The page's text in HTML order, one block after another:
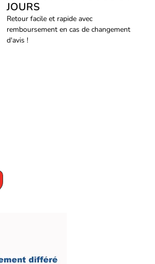
JOURS
Retour facile et rapide avec
remboursement en cas de changement
d'avis !